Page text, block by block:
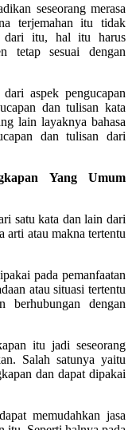
seseorang merasa
terjemahan itu tidak
dari itu, hal itu harus
tetap sesuai dengan
aspek pengucapan
dan tulisan kata
lain layaknya bahasa
dan tulisan dari
Yang Umum
satu kata dan lain dari
atau makna tertentu
pada pemanfaatan
atau situasi tertentu
berhubungan dengan
itu jadi seseorang
Salah satunya yaitu
dan dapat dipakai
memudahkan jasa